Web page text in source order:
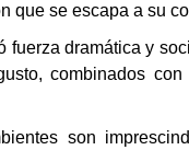
que se escapa a su
fuerza dramática y
combinados
son